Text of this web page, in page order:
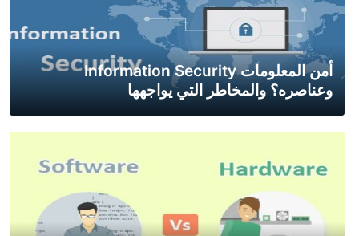
أمن المعلومات Information Security
وعناصره؟ والمخاطر التي يواجهها